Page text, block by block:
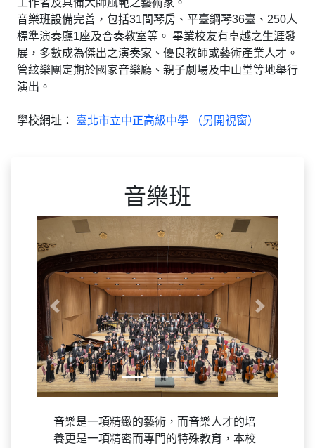
工作者及具備大師風範之藝術家。
音樂班設備完善，包括31間琴房、平臺鋼琴36臺、250人
標準演奏廳1座及合奏教室等。 畢業校友有卓越之生涯發
展，多數成為傑出之演奏家、優良教師或藝術產業人才。
管絃樂團定期於國家音樂廳、親子劇場及中山堂等地舉行
演出。
學校網址： 臺北市立中正高級中學 （另開視窗）
音樂班
Previous Next
音樂是一項精緻的藝術，而音樂人才的培
養更是一項精密而專門的特殊教育，本校